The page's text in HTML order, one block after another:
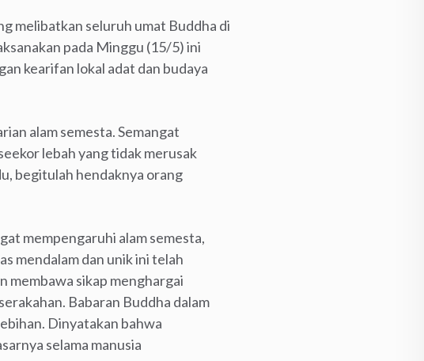
melibatkan seluruh umat Buddha di
pada Minggu (15/5) ini
kearifan lokal adat dan budaya
alam semesta. Semangat
lebah yang tidak merusak
begitulah hendaknya orang
mempengaruhi alam semesta,
mendalam dan unik ini telah
membawa sikap menghargai
Babaran Buddha dalam
Dinyatakan bahwa
selama manusia